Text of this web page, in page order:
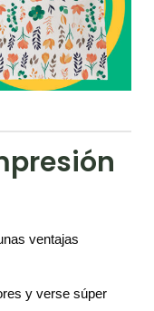
ventajas
y verse súper